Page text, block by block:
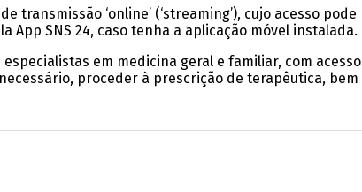
‘online’ (‘streaming’), cujo acesso pode
App SNS 24, caso tenha a aplicação móvel instalada.
em medicina geral e familiar, com acesso
proceder à prescrição de terapêutica, bem